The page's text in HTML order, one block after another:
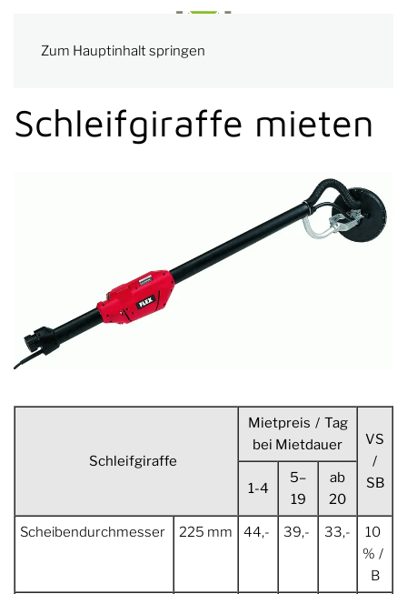
Zum Hauptinhalt springen
Schleifgiraffe mieten
Schleifgiraffe
Mietpreis / Tag
bei Mietdauer
VS
/
SB
1-4
5–
19
ab
20
Scheibendurchmesser
225 mm 44,- 39,- 33,-
10
% /
B